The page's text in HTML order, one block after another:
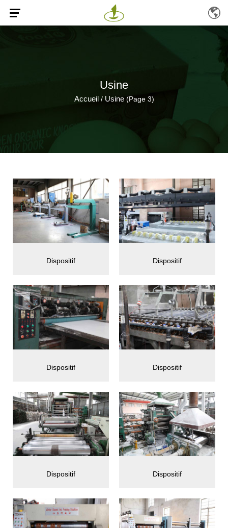
Usine
Accueil / Usine(Page 3)
Dispositif Dispositif
Dispositif Dispositif
Dispositif Dispositif